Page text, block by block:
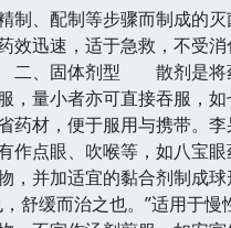
、配制等步骤而制成的
效迅速，适于急救，不受
、固体剂型 散剂是将
，量小者亦可直接吞服，
材，便于服用与携带。
作点眼、吹喉等，如八宝
加适宜的黏合剂制成球
舒缓而治之也。”适用于